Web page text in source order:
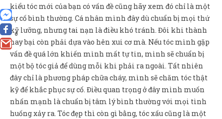
0
kiểu tóc mới của bạn có vấn đề cũng hãy xem đó chỉ là một
sự cố bình thường. Cá nhân mình đây dù chuẩn bị mọi thứ
kỹ lưỡng, nhưng tai nạn là điều khó tránh. Đôi khi thành
hay bại còn phải dựa vào hên xui cơ mà. Nếu tóc mình gặp
vấn đề quá lớn khiến mình mất tự tin, mình sẽ chuẩn bị
một bộ tóc giả để dùng mỗi khi phải ra ngoài. Tất nhiên
đây chỉ là phương pháp chữa cháy, mình sẽ chăm tóc thật
kỹ để khắc phục sự cố. Điều quan trọng ở đây mình muốn
nhấn mạnh là chuẩn bị tâm lý bình thường với mọi tình
huống xảy ra. Tóc đẹp thì còn gì bằng, tóc xấu cũng là một